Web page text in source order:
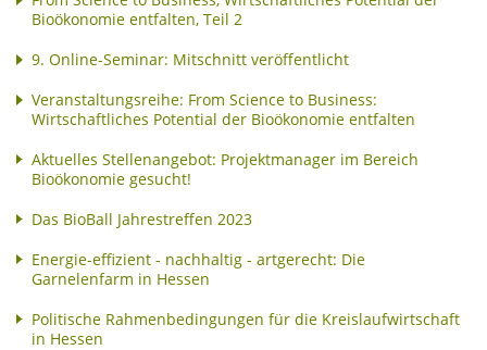
Bioökonomie entfalten, Teil 2
9. Online-Seminar: Mitschnitt veröffentlicht
Veranstaltungsreihe: From Science to Business:
Wirtschaftliches Potential der Bioökonomie entfalten
Aktuelles Stellenangebot: Projektmanager im Bereich
Bioökonomie gesucht!
Das BioBall Jahrestreffen 2023
Energie-effizient - nachhaltig - artgerecht: Die
Garnelenfarm in Hessen
Politische Rahmenbedingungen für die Kreislaufwirtschaft
in Hessen